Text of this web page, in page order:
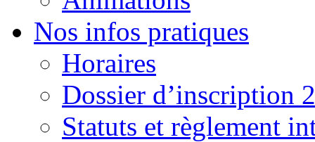
Nos infos pratiques
Horaires
Dossier d’inscription
Statuts et règlement